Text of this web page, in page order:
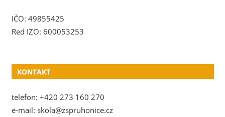
IČO: 49855425
Red IZO: 600053253
KONTAKT
telefon: +420 273 160 270
e-mail: skola@zspruhonice.cz